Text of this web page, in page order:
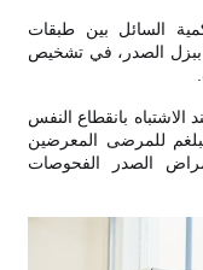
السائل بين طبقات
ببزل الصدر، في تشخيص
الاشتباه بانقطاع النفس
للمرضى المعرضين
الصدر الفحوصات